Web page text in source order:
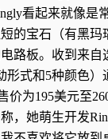
看起来就像是
的宝石（有黑
路板。收到来
形式和5种颜色）
价为195美元至
，她萌生开发